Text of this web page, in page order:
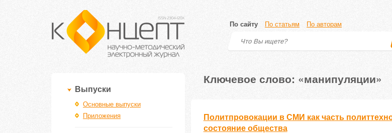
По сайту По статьям По авторам
Выпуски
Основные выпуски
Приложения
Ключевое слово: «манипуляции»
Политпровокации в СМИ как часть
состояние общества